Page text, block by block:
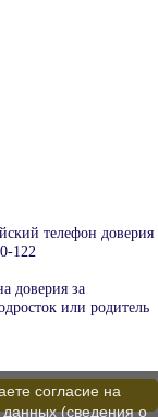
телефон доверия
122
доверия за
или родитель
согласие на
данных (сведения о